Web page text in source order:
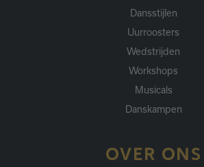
Dansstijlen
Uurroosters
Wedstrijden
Workshops
Musicals
Danskampen
OVER ONS